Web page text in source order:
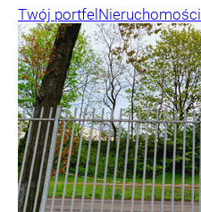
Twój portfelNieruchomości